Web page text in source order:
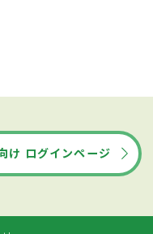
け ログインページ